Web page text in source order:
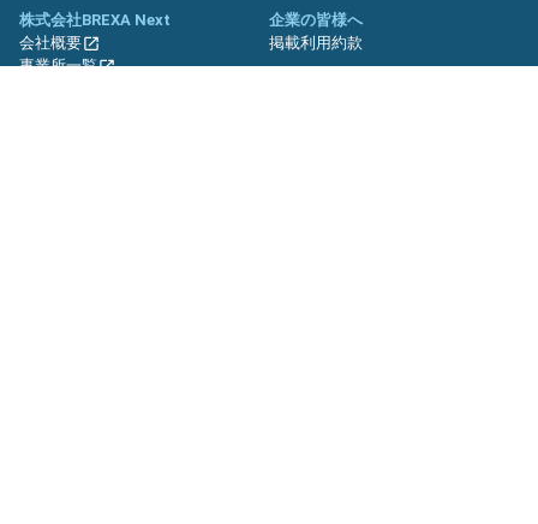
株式会社BREXA Next
会社概要
事業所一覧
企業の皆様へ
掲載利用約款